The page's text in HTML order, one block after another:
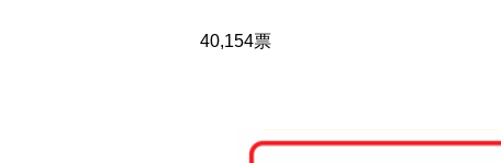
40,154票